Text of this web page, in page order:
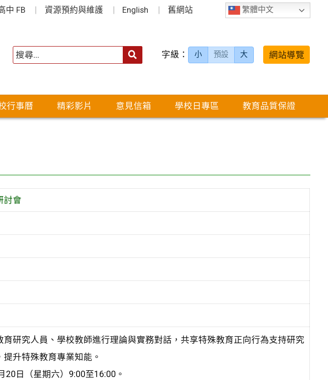
繁體中文
中 FB 資源預約與維護 English 舊網站
字級： 小 預設 大 網站導覽
行事曆 精彩影片 意見信箱 學校日專區 教育品質保證
討會
研究人員、學校教師進行理論與實務對話，共享特殊教育正向行為支持研究
升特殊教育專業知能。
20日（星期六）9:00至16:00。